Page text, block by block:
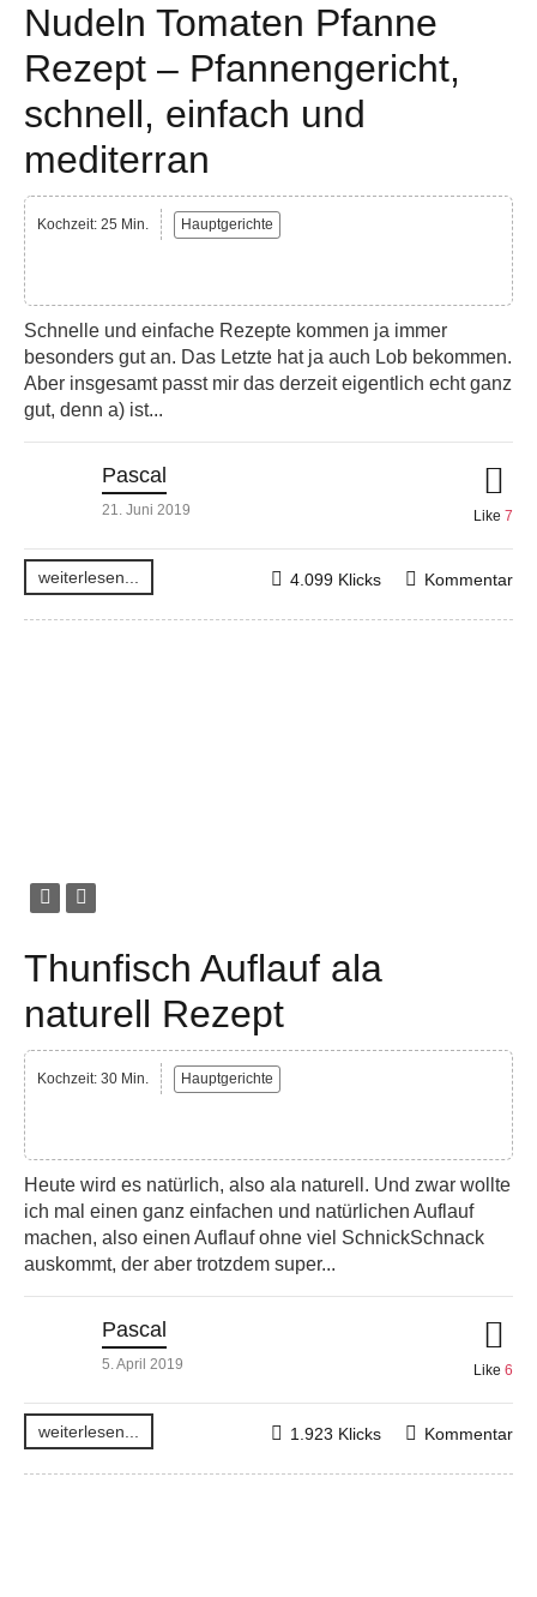
Nudeln Tomaten Pfanne
Rezept – Pfannengericht,
schnell, einfach und
mediterran
Kochzeit: 25 Min. Hauptgerichte
Schnelle und einfache Rezepte kommen ja immer
besonders gut an. Das Letzte hat ja auch Lob bekommen.
Aber insgesamt passt mir das derzeit eigentlich echt ganz
gut, denn a) ist...
Pascal
21. Juni 2019 Like 7
weiterlesen... Kommentar
4.099 Klicks
Thunfisch Auflauf ala
naturell Rezept
Kochzeit: 30 Min. Hauptgerichte
Heute wird es natürlich, also ala naturell. Und zwar wollte
ich mal einen ganz einfachen und natürlichen Auflauf
machen, also einen Auflauf ohne viel SchnickSchnack
auskommt, der aber trotzdem super...
Pascal
5. April 2019 Like 6
weiterlesen... Kommentar
1.923 Klicks